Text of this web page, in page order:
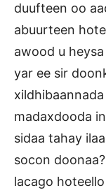
duufteen oo
abuurteen
awood u
yar ee sir
madaxdooda
sidaa tahay
socon
lacago